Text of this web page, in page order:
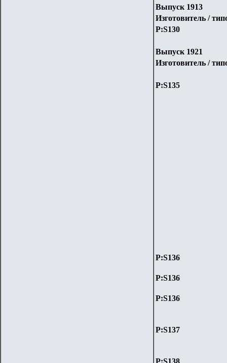
Выпуск 1913
Изготовитель /
P:S130
Выпуск 1921
Изготовитель /
P:S135
P:S136
P:S136
P:S136
P:S137
P:S138